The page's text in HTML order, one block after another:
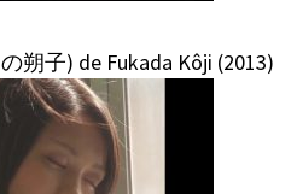
朔子) de Fukada Kôji (2013)